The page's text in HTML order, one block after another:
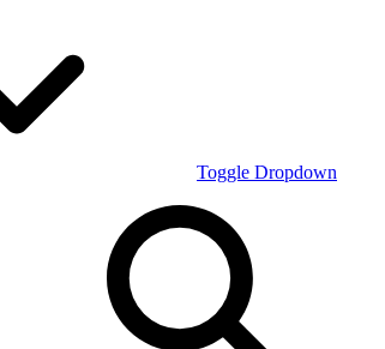
Toggle Dropdown